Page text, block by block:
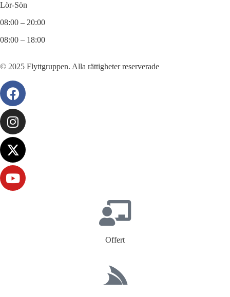
Lör-Sön
08:00 – 20:00
08:00 – 18:00
© 2025 Flyttgruppen. Alla rättigheter reserverade
Offert